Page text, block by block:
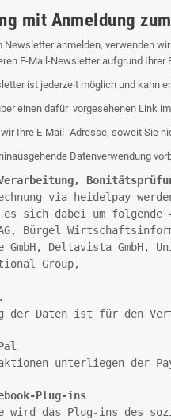
mit Anmeldung
Newsletter anmelden, verwenden
E-Mail-Newsletter aufgrund Ihrer
ist jederzeit möglich und kann
einen dafür vorgesehenen Link
Ihre E-Mail- Adresse, soweit Sie
Datenverwendung
Verarbeitung,
via heidelpay
es sich dabei um
Bürgel
Deltavista GmbH,
Group,
der Daten ist für den
unterliegen der
Plug-ins
wird das Plug-ins des